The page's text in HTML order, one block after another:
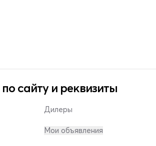
сайту и реквизиты
Дилеры
Мои объявления